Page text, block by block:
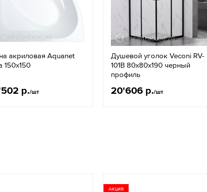
акриловая Aquanet
150x150
р./шт
Душевой уголок Veconi RV-
101B 80x80х190 черный
профиль
20'606 р./шт
Акция